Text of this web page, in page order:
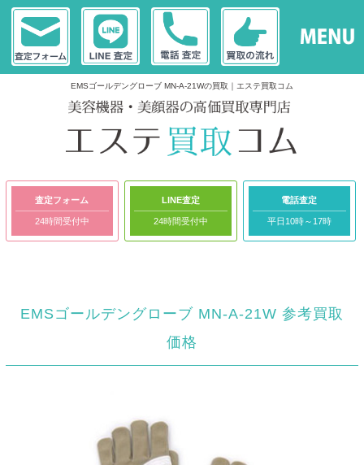
EMSゴールデングローブ MN-A-21Wの買取｜エステ買取コム
査定フォーム
24時間受付中
LINE査定
24時間受付中
電話査定
平日10時～17時
EMSゴールデングローブ MN-A-21W 参考買取
価格